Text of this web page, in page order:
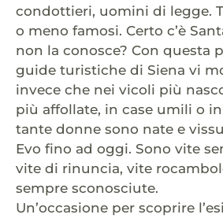
condottieri, uomini di legge.
o meno famosi. Certo c’è
non la conosce? Con questa
guide turistiche di Siena vi
invece che nei vicoli più
più affollate, in case umili o
tante donne sono nate e
Evo fino ad oggi. Sono vite
vite di rinuncia, vite
sempre sconosciute.
Un’occasione per scoprire